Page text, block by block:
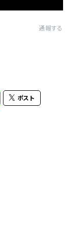
通報する
ポスト